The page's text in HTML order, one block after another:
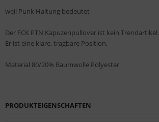
weil Punk Haltung bedeutet
Der FCK PTN Kapuzenpullover ist kein Trendartikel.
Er ist eine klare, tragbare Position.
Material 80/20% Baumwolle Polyester
PRODUKTEIGENSCHAFTEN